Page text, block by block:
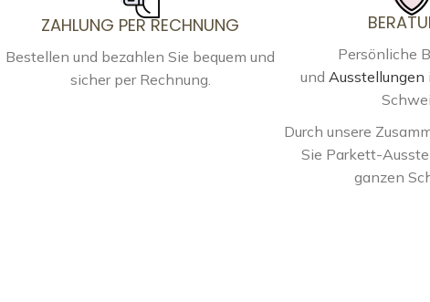
ZAHLUNG PER RECHNUNG
Bestellen und bezahlen Sie bequem und
sicher per Rechnung.
Persönliche
und Ausstellungen
Durch unsere
Sie Parkett-
ganzen